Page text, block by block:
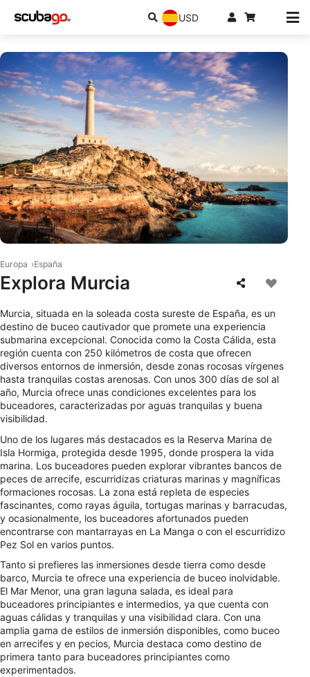
USD
Europa España
Explora Murcia
Murcia, situada en la soleada costa sureste de España, es un
destino de buceo cautivador que promete una experiencia
submarina excepcional. Conocida como la Costa Cálida, esta
región cuenta con 250 kilómetros de costa que ofrecen
diversos entornos de inmersión, desde zonas rocosas vírgenes
hasta tranquilas costas arenosas. Con unos 300 días de sol al
año, Murcia ofrece unas condiciones excelentes para los
buceadores, caracterizadas por aguas tranquilas y buena
visibilidad.
Uno de los lugares más destacados es la Reserva Marina de
Isla Hormiga, protegida desde 1995, donde prospera la vida
marina. Los buceadores pueden explorar vibrantes bancos de
peces de arrecife, escurridizas criaturas marinas y magníficas
formaciones rocosas. La zona está repleta de especies
fascinantes, como rayas águila, tortugas marinas y barracudas,
y ocasionalmente, los buceadores afortunados pueden
encontrarse con mantarrayas en La Manga o con el escurridizo
Pez Sol en varios puntos.
Tanto si prefieres las inmersiones desde tierra como desde
barco, Murcia te ofrece una experiencia de buceo inolvidable.
El Mar Menor, una gran laguna salada, es ideal para
buceadores principiantes e intermedios, ya que cuenta con
aguas cálidas y tranquilas y una visibilidad clara. Con una
amplia gama de estilos de inmersión disponibles, como buceo
en arrecifes y en pecios, Murcia destaca como destino de
primera tanto para buceadores principiantes como
experimentados.